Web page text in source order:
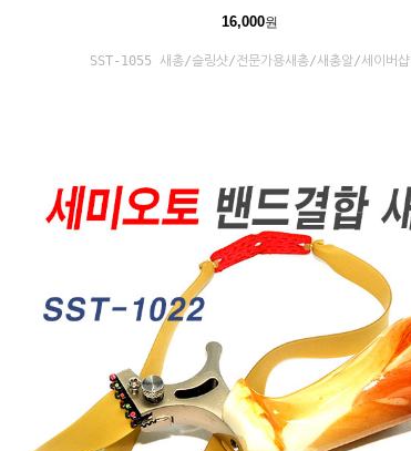
16,000원
SST-1055 새총/슬링샷/전문가용새총/새총알/세이버샵